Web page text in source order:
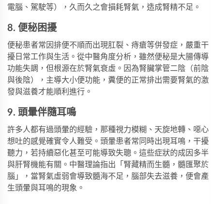
電腦、駕駛等），久而久之會損耗腎氣，造成腎精不足。
8. 便秘困擾
便秘患者常因排便不順而出現肛裂、痔瘡等併發症，嚴重干
擾日常工作與生活。從中醫角度分析，雖然便秘是大腸傳導
功能失調，但根源在於腎氣衰虛。因為腎臟掌管二陰（前陰
與後陰），主導大小便功能，糞便的正常排出需要腎氣的激
發與滋養才能順利進行。
9. 頭暈伴隨耳鳴
許多人都有過頭暈的經驗，那種視力模糊、天旋地轉、噁心
想吐的感覺確實令人難受。頭暈患者常同時出現耳鳴，干擾
聽力，若持續惡化甚至可能導致失聰。這些症狀的成因多半
與肝腎機能有關。中醫理論指出「腎藏精而生髓，髓匯聚於
腦」，當腎氣虛弱會導致髓海不足，腦部失去滋養，便會產
生頭暈與耳鳴的現象。